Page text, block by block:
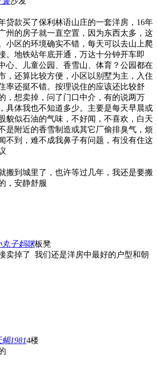
贷款买了保利林语山庄的一套洋房，16年
州的房子就一直空置，因为东西太多，这
小区的环境确实不错，每天可以去山上爬
。地铁站年底开通，万达十分钟开车即
心、儿童公园、香雪山、体育？公园都在
，还算比较方便，小区以别墅为主，入住
率还挺不错。按理说住的应该还比较舒
，想卖掉，问了门口中介，有的说两万
具体我也不知道多少。主要是每天早晨或
貌似石油的气味，不好闻，不喜欢，白天
是附近的香雪制造或其它厂偷排臭气，烦
不到，难不成我鼻子有问题，有没有住这
搬到城里了，也许等过几年，我还是要搬
，安静舒服
丸子妈咪板凳
卖掉了 我们还是洋房中最好的户型和朝
蝎19814楼